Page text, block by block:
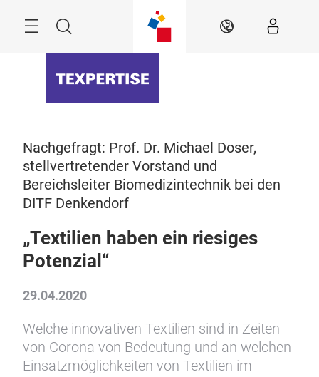
Suche DE
Nachgefragt: Prof. Dr. Michael Doser,
stellvertretender Vorstand und
Bereichsleiter Biomedizintechnik bei den
DITF Denkendorf
„Textilien haben ein riesiges
Potenzial“
29.04.2020
Welche innovativen Textilien sind in Zeiten
von Corona von Bedeutung und an welchen
Einsatzmöglichkeiten von Textilien im